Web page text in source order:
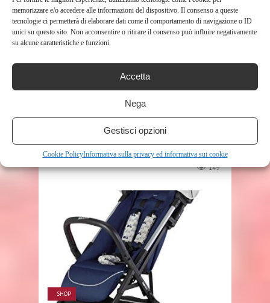
memorizzare e/o accedere alle informazioni del dispositivo. Il consenso a queste
tecnologie ci permetterà di elaborare dati come il comportamento di navigazione o ID
unici su questo sito. Non acconsentire o ritirare il consenso può influire negativamente
su alcune caratteristiche e funzioni.
Accetta
Nega
Gestisci opzioni
Cookie PolicyInformativa sulla privacy ed informativa sui cookie
GRUPPO 2-3 (DA 15 A 36 KG) ...
149
SHOP